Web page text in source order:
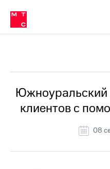
Медиа-центр
и акционерам
Устойчивое развитие
Комплаенс и деловая этика
компании
Карьера
История
компании
информация
в МТС
Пресс-
релизы
о технологиях
Южноуральский
клиентов с
08